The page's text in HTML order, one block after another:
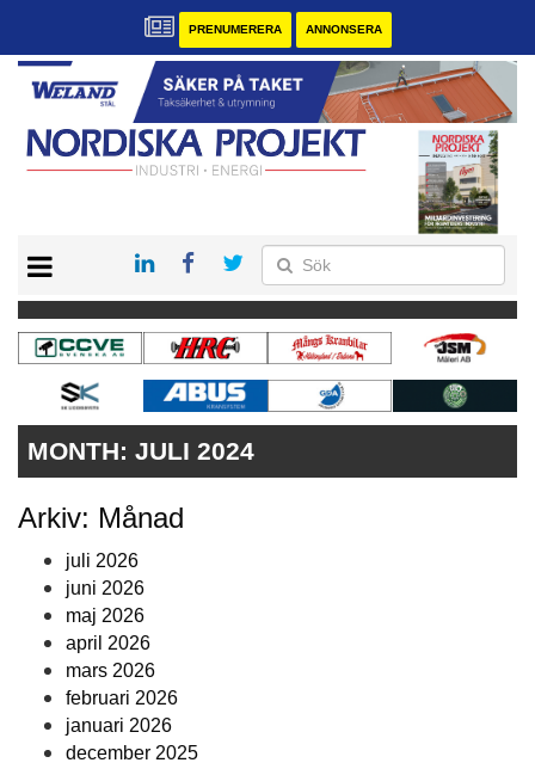
PRENUMERERA ANNONSERA
KONTAKT
VÅRA ANDRA MAGASIN
PRENUMERERA
ANNONSERA
MONTH: JULI 2024
Arkiv: Månad
juli 2026
juni 2026
maj 2026
april 2026
mars 2026
februari 2026
januari 2026
december 2025